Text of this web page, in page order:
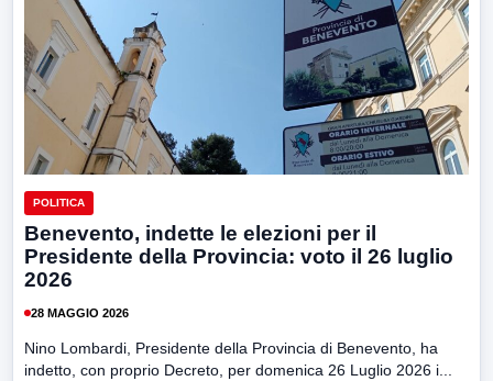
POLITICA
Benevento, indette le elezioni per il
Presidente della Provincia: voto il 26 luglio
2026
28 MAGGIO 2026
Nino Lombardi, Presidente della Provincia di Benevento, ha
indetto, con proprio Decreto, per domenica 26 Luglio 2026 i...